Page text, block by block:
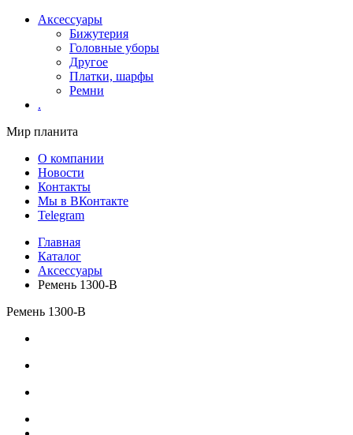
Аксессуары
Бижутерия
Головные уборы
Другое
Платки, шарфы
Ремни
.
Мир планита
О компании
Новости
Контакты
Мы в ВКонтакте
Telegram
Главная
Каталог
Аксессуары
Ремень 1300-В
Ремень 1300-В